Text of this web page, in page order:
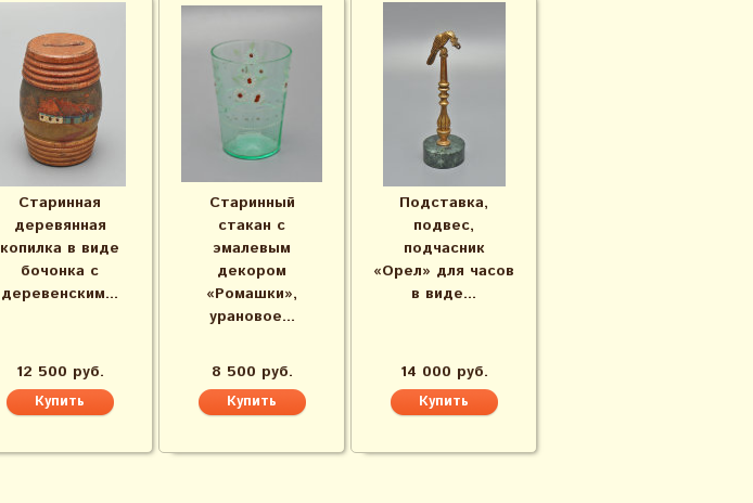
Старинная
деревянная
копилка в виде
бочонка с
деревенским...
12 500 руб.
Старинный
стакан с
эмалевым
декором
«Ромашки»,
урановое...
8 500 руб.
Подставка,
подвес,
подчасник
«Орел» для часов
в виде...
14 000 руб.